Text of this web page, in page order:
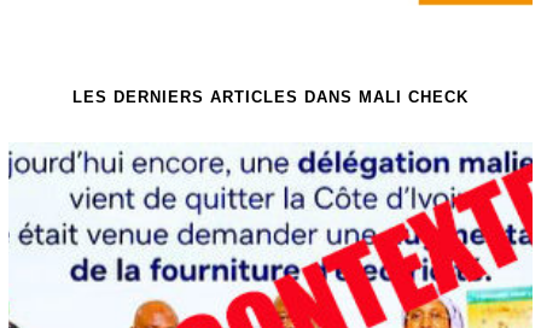
LES DERNIERS ARTICLES DANS MALI CHECK